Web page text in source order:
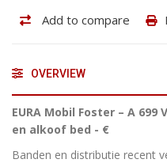
Add to compare
OVERVIEW
EURA Mobil Foster – A 699
en alkoof bed - €
Banden en distributie recent